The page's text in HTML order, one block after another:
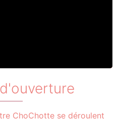
ChoChotte se déroulent